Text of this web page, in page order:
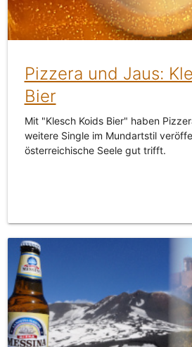
Pizzera und Jaus:
Bier
Mit "Klesch Koids Bier" haben
weitere Single im Mundartstil
österreichische Seele gut trifft.